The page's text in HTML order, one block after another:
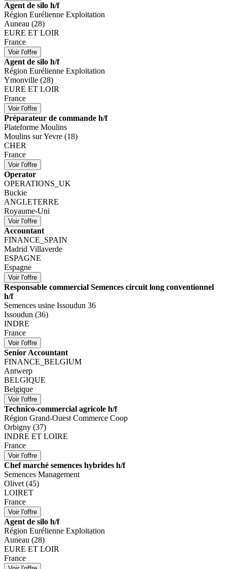
Agent de silo h/f
Région Eurélienne Exploitation
Auneau (28)
EURE ET LOIR
France
Agent de silo h/f
Région Eurélienne Exploitation
Ymonville (28)
EURE ET LOIR
France
Préparateur de commande h/f
Plateforme Moulins
Moulins sur Yevre (18)
CHER
France
Operator
OPERATIONS_UK
Buckie
ANGLETERRE
Royaume-Uni
Accountant
FINANCE_SPAIN
Madrid Villaverde
ESPAGNE
Espagne
Responsable commercial Semences circuit long conventionnel
h/f
Semences usine Issoudun 36
Issoudun (36)
INDRE
France
Senior Accountant
FINANCE_BELGIUM
Antwerp
BELGIQUE
Belgique
Technico-commercial agricole h/f
Région Grand-Ouest Commerce Coop
Orbigny (37)
INDRE ET LOIRE
France
Chef marché semences hybrides h/f
Semences Management
Olivet (45)
LOIRET
France
Agent de silo h/f
Région Eurélienne Exploitation
Auneau (28)
EURE ET LOIR
France